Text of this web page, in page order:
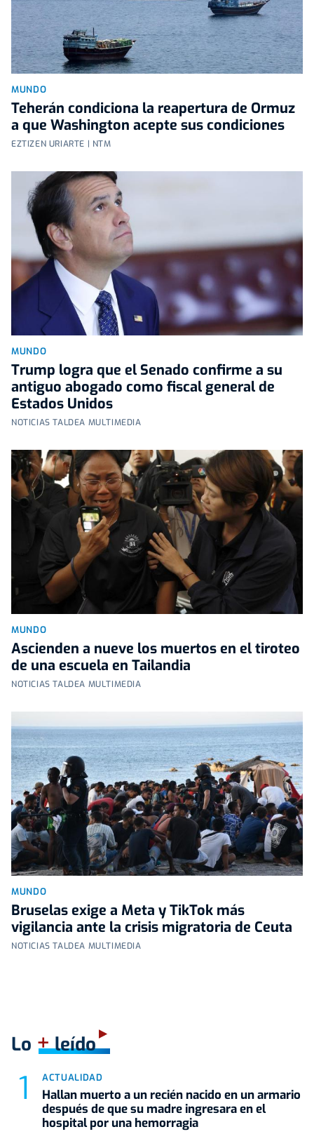
MUNDO
Teherán condiciona la reapertura de Ormuz
a que Washington acepte sus condiciones
EZTIZEN URIARTE | NTM
MUNDO
Trump logra que el Senado confirme a su
antiguo abogado como fiscal general de
Estados Unidos
NOTICIAS TALDEA MULTIMEDIA
MUNDO
Ascienden a nueve los muertos en el tiroteo
de una escuela en Tailandia
NOTICIAS TALDEA MULTIMEDIA
MUNDO
Bruselas exige a Meta y TikTok más
vigilancia ante la crisis migratoria de Ceuta
NOTICIAS TALDEA MULTIMEDIA
Lo +leído
ACTUALIDAD
Hallan muerto a un recién nacido en un armario
después de que su madre ingresara en el
hospital por una hemorragia